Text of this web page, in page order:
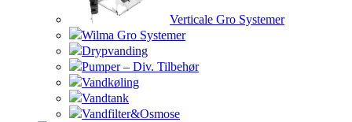
Verticale Gro Systemer
Wilma Gro Systemer
Drypvanding
Pumper – Div. Tilbehør
Vandkøling
Vandtank
Vandfilter&Osmose